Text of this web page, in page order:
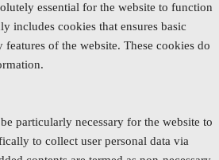
essential for the website to function
includes cookies that ensures basic
of the website. These cookies do
particularly necessary for the website to
to collect user personal data via